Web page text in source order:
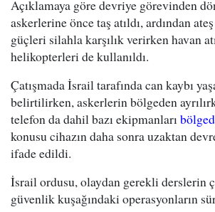
Açıklamaya göre devriye görevinden
askerlerine önce taş atıldı, ardından
güçleri silahla karşılık verirken havan
helikopterleri de kullanıldı.
Çatışmada İsrail tarafında can kaybı
belirtilirken, askerlerin bölgeden
telefon da dahil bazı ekipmanları
konusu cihazın daha sonra uzaktan devre
ifade edildi.
İsrail ordusu, olaydan gerekli derslerin
güvenlik kuşağındaki operasyonların